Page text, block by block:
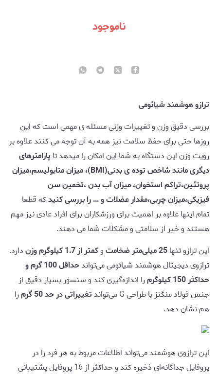
ناموجود
ترازو هوشمند شیائومی
بررسی دقیق وزن و تغییرات وزنی مسئله ی مهمی است که این
روزها حتی برای حفظ سلامت نیز همه به آن توجه می کنند علاوه بر
رویت وزن این دستگاه به شما این امکان را میدهد تا پارامترهای
دیگری مانند شاخص توده ی بدنی(BMI)، میزان متابولیسم،میزان
پروتئین،تراکم استخوان، میزان آب بدن ،تخمین سن
فیزیکی،میزان چربی،مقدار عضلات و ... را بررسی کنیدکه قطعا
تمام اینها علاوه بر اهمیت برای ورزشکاران برای افراد عادی نیز مهم
هستند و خبر از سلامتی و مشکلات شما می دهند.
این ترازو تنها25 میلی‌متر ضخامت وکمتر از 1.7 کیلوگرم وزن
دارد.
ترازوی دیجیتال هوشمند شیائومی می‌تواند
حداقل 100 گرم و
حداکثر 150 کیلوگرم
را اندازه‌گیری کند و سنسور بسیار دقیق از
جنس فولاد منگنز با طراحی G می‌تواند
تغییراتی در حد 50 گرم
را
هم نشان دهد.
این ترازوی هوشمند می‌تواند اطلاعات مربوط به هر فرد را در
پروفایل جداگانه‌ای ذخیره کند و حداکثر از 16 پروفایل پشتیبانی